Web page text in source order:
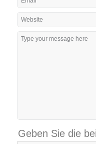
Geben Sie die